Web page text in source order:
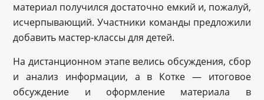
материал получился достаточно емкий и, пожалуй,
исчерпывающий. Участники команды предложили
добавить мастер-классы для детей.
На дистанционном этапе велись обсуждения, сбор
и анализ информации, а в Котке — итоговое
обсуждение и оформление материала в